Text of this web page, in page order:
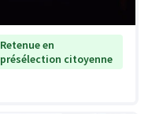
Retenue en
présélection citoyenne